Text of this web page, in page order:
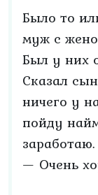
Было то
муж с
Был у них
Сказал
ничего у
пойду
заработаю.
— Очень